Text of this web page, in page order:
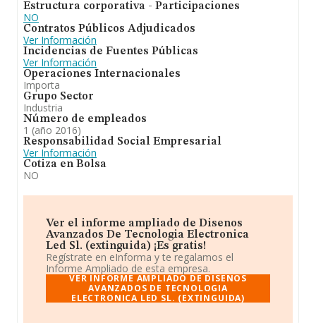
Estructura corporativa - Participaciones
NO
Contratos Públicos Adjudicados
Ver Información
Incidencias de Fuentes Públicas
Ver Información
Operaciones Internacionales
Importa
Grupo Sector
Industria
Número de empleados
1 (año 2016)
Responsabilidad Social Empresarial
Ver Información
Cotiza en Bolsa
NO
Ver el informe ampliado de Disenos
Avanzados De Tecnologia Electronica
Led Sl. (extinguida) ¡Es gratis!
Regístrate en eInforma y te regalamos el
Informe Ampliado de esta empresa.
VER INFORME AMPLIADO DE DISENOS
AVANZADOS DE TECNOLOGIA
ELECTRONICA LED SL. (EXTINGUIDA)